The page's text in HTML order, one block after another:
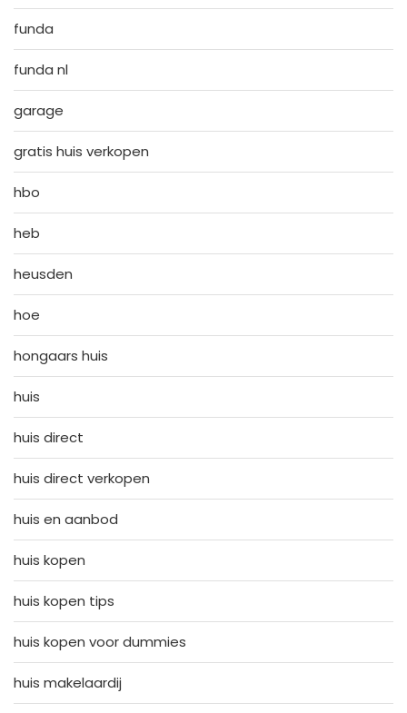
funda
funda nl
garage
gratis huis verkopen
hbo
heb
heusden
hoe
hongaars huis
huis
huis direct
huis direct verkopen
huis en aanbod
huis kopen
huis kopen tips
huis kopen voor dummies
huis makelaardij